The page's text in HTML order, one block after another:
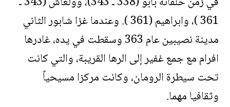
361 )، وابراهيم (361 ). وعندما غزا شابور الثاني
مدينة نصيبين عام 363 وسقطت في يده، غادرها
افرام مع جمع غفير إلى الرها القريبة، والتي كانت
تحت سيطرة الرومان، وكانت مركزا مسيحياً
وثقافيا مهما.